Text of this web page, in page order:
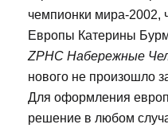
чемпионки мира-2002,
Европы Катерины
ZPHC Набережные
нового не произошло
Для оформления
решение в любом